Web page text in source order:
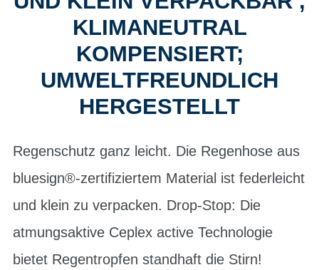
KLIMANEUTRAL
KOMPENSIERT;
UMWELTFREUNDLICH
HERGESTELLT
Regenschutz ganz leicht. Die Regenhose aus
bluesign®-zertifiziertem Material ist federleicht
und klein zu verpacken. Drop-Stop: Die
atmungsaktive Ceplex active Technologie
bietet Regentropfen standhaft die Stirn!